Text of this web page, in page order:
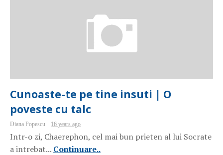
Cunoaste-te pe tine insuti | O
poveste cu talc
Diana Popescu 16 years ago
Intr-o zi, Chaerephon, cel mai bun prieten al lui Socrate
a intrebat... Continuare..